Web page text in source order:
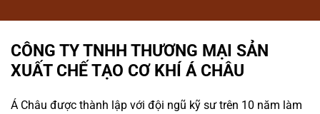
CÔNG TY TNHH THƯƠNG MẠI SẢN
XUẤT CHẾ TẠO CƠ KHÍ Á CHÂU
Á Châu được thành lập với đội ngũ kỹ sư trên 10 năm làm